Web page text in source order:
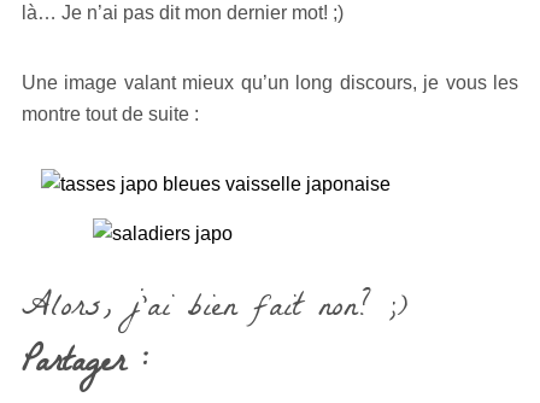
là… Je n’ai pas dit mon dernier mot! ;)
Une image valant mieux qu’un long discours, je vous les
montre tout de suite :
Alors, j’ai bien fait non? ;)
Partager :